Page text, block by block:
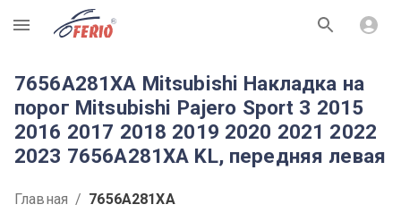
R
7656A281XA Mitsubishi Накладка на
порог Mitsubishi Pajero Sport 3 2015
2016 2017 2018 2019 2020 2021 2022
2023 7656A281XA KL, передняя левая
Главная / 7656A281XA